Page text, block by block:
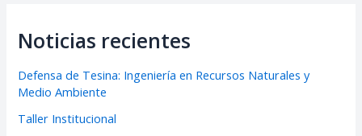
Noticias recientes
Defensa de Tesina: Ingeniería en Recursos Naturales y
Medio Ambiente
Taller Institucional